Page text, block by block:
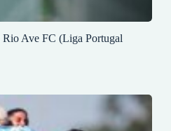
Ave FC (Liga Portugal